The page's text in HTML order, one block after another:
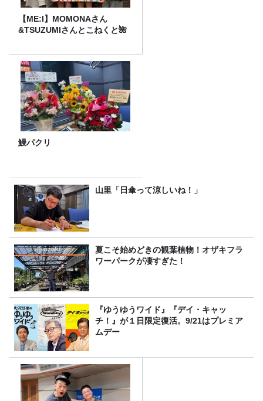
【ME:I】MOMONAさん
&TSUZUMIさんとこねくと🌺
鰻パクリ
山里「日傘って涼しいね！」
夏こそ始めどきの観葉植物！オザキフラ
ワーパークが凄すぎた！
『ゆうゆうワイド』『デイ・キャッ
チ！』が１日限定復活。9/21はプレミア
ムデー